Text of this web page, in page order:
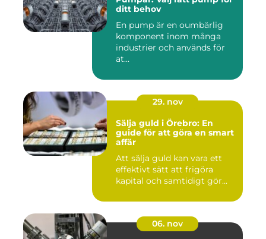
ditt behov
En pump är en oumbärlig
komponent inom många
industrier och används för
at...
29. nov
Sälja guld i Örebro: En
guide för att göra en smart
affär
Att sälja guld kan vara ett
effektivt sätt att frigöra
kapital och samtidigt gör...
06. nov